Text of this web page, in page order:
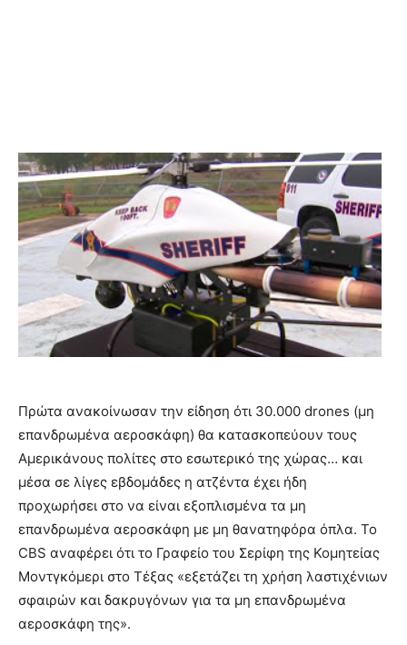
Πρώτα ανακοίνωσαν την είδηση ​​ότι 30.000 drones (μη
επανδρωμένα αεροσκάφη) θα κατασκοπεύουν τους
Αμερικάνους πολίτες στο εσωτερικό της χώρας… και
μέσα σε λίγες εβδομάδες η ατζέντα έχει ήδη
προχωρήσει στο να είναι εξοπλισμένα τα μη
επανδρωμένα αεροσκάφη με μη θανατηφόρα όπλα. Το
CBS αναφέρει ότι το Γραφείο του Σερίφη της Κομητείας
Μοντγκόμερι στο Τέξας «εξετάζει τη χρήση λαστιχένιων
σφαιρών και δακρυγόνων για τα μη επανδρωμένα
αεροσκάφη της».